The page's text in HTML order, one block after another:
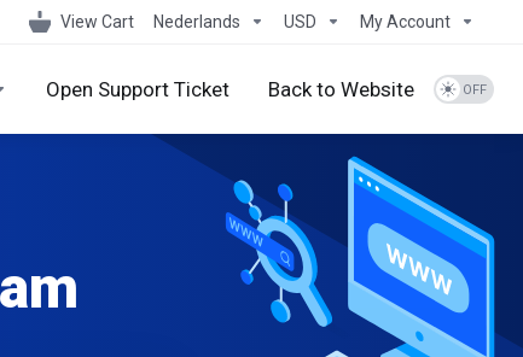
View Cart Nederlands USD My Account
Open Support Ticket Back to Website